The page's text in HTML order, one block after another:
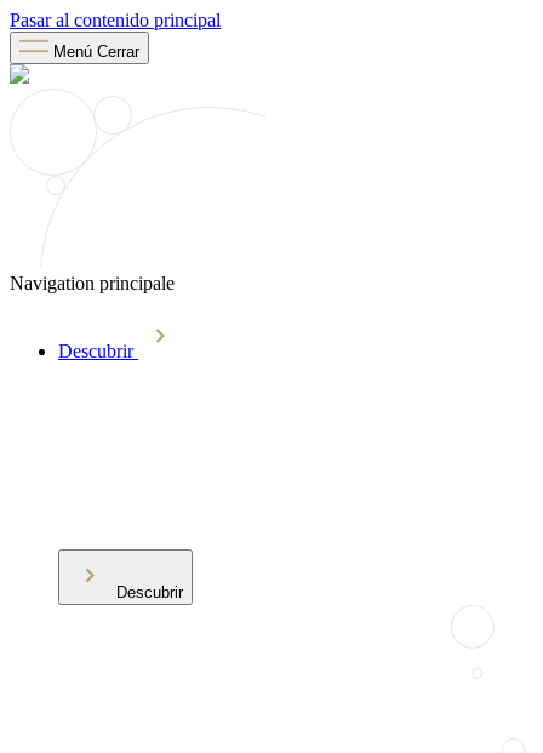
Pasar al contenido principal
Menú Cerrar
Navigation principale
Descubrir
Descubrir